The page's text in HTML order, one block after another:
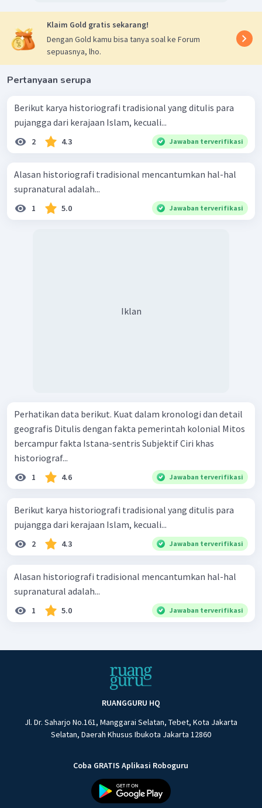
Klaim Gold gratis sekarang!
Dengan Gold kamu bisa tanya soal ke Forum
sepuasnya, lho.
Pertanyaan serupa
Berikut karya historiografi tradisional yang ditulis para
pujangga dari kerajaan Islam, kecuali...
2 4.3 Jawaban terverifikasi
Alasan historiografi tradisional mencantumkan hal-hal
supranatural adalah...
1 5.0 Jawaban terverifikasi
Iklan
Perhatikan data berikut. Kuat dalam kronologi dan detail
geografis Ditulis dengan fakta pemerintah kolonial Mitos
bercampur fakta Istana-sentris Subjektif Ciri khas
historiograf...
1 4.6 Jawaban terverifikasi
Berikut karya historiografi tradisional yang ditulis para
pujangga dari kerajaan Islam, kecuali...
2 4.3 Jawaban terverifikasi
Alasan historiografi tradisional mencantumkan hal-hal
supranatural adalah...
1 5.0 Jawaban terverifikasi
RUANGGURU HQ
Jl. Dr. Saharjo No.161, Manggarai Selatan, Tebet, Kota Jakarta
Selatan, Daerah Khusus Ibukota Jakarta 12860
Coba GRATIS Aplikasi Roboguru